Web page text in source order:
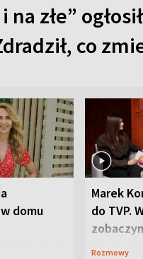
na złe”
co
domu
Lisieckiej.
Marek
do TVP.
Maciusiu I”
Rozmowy